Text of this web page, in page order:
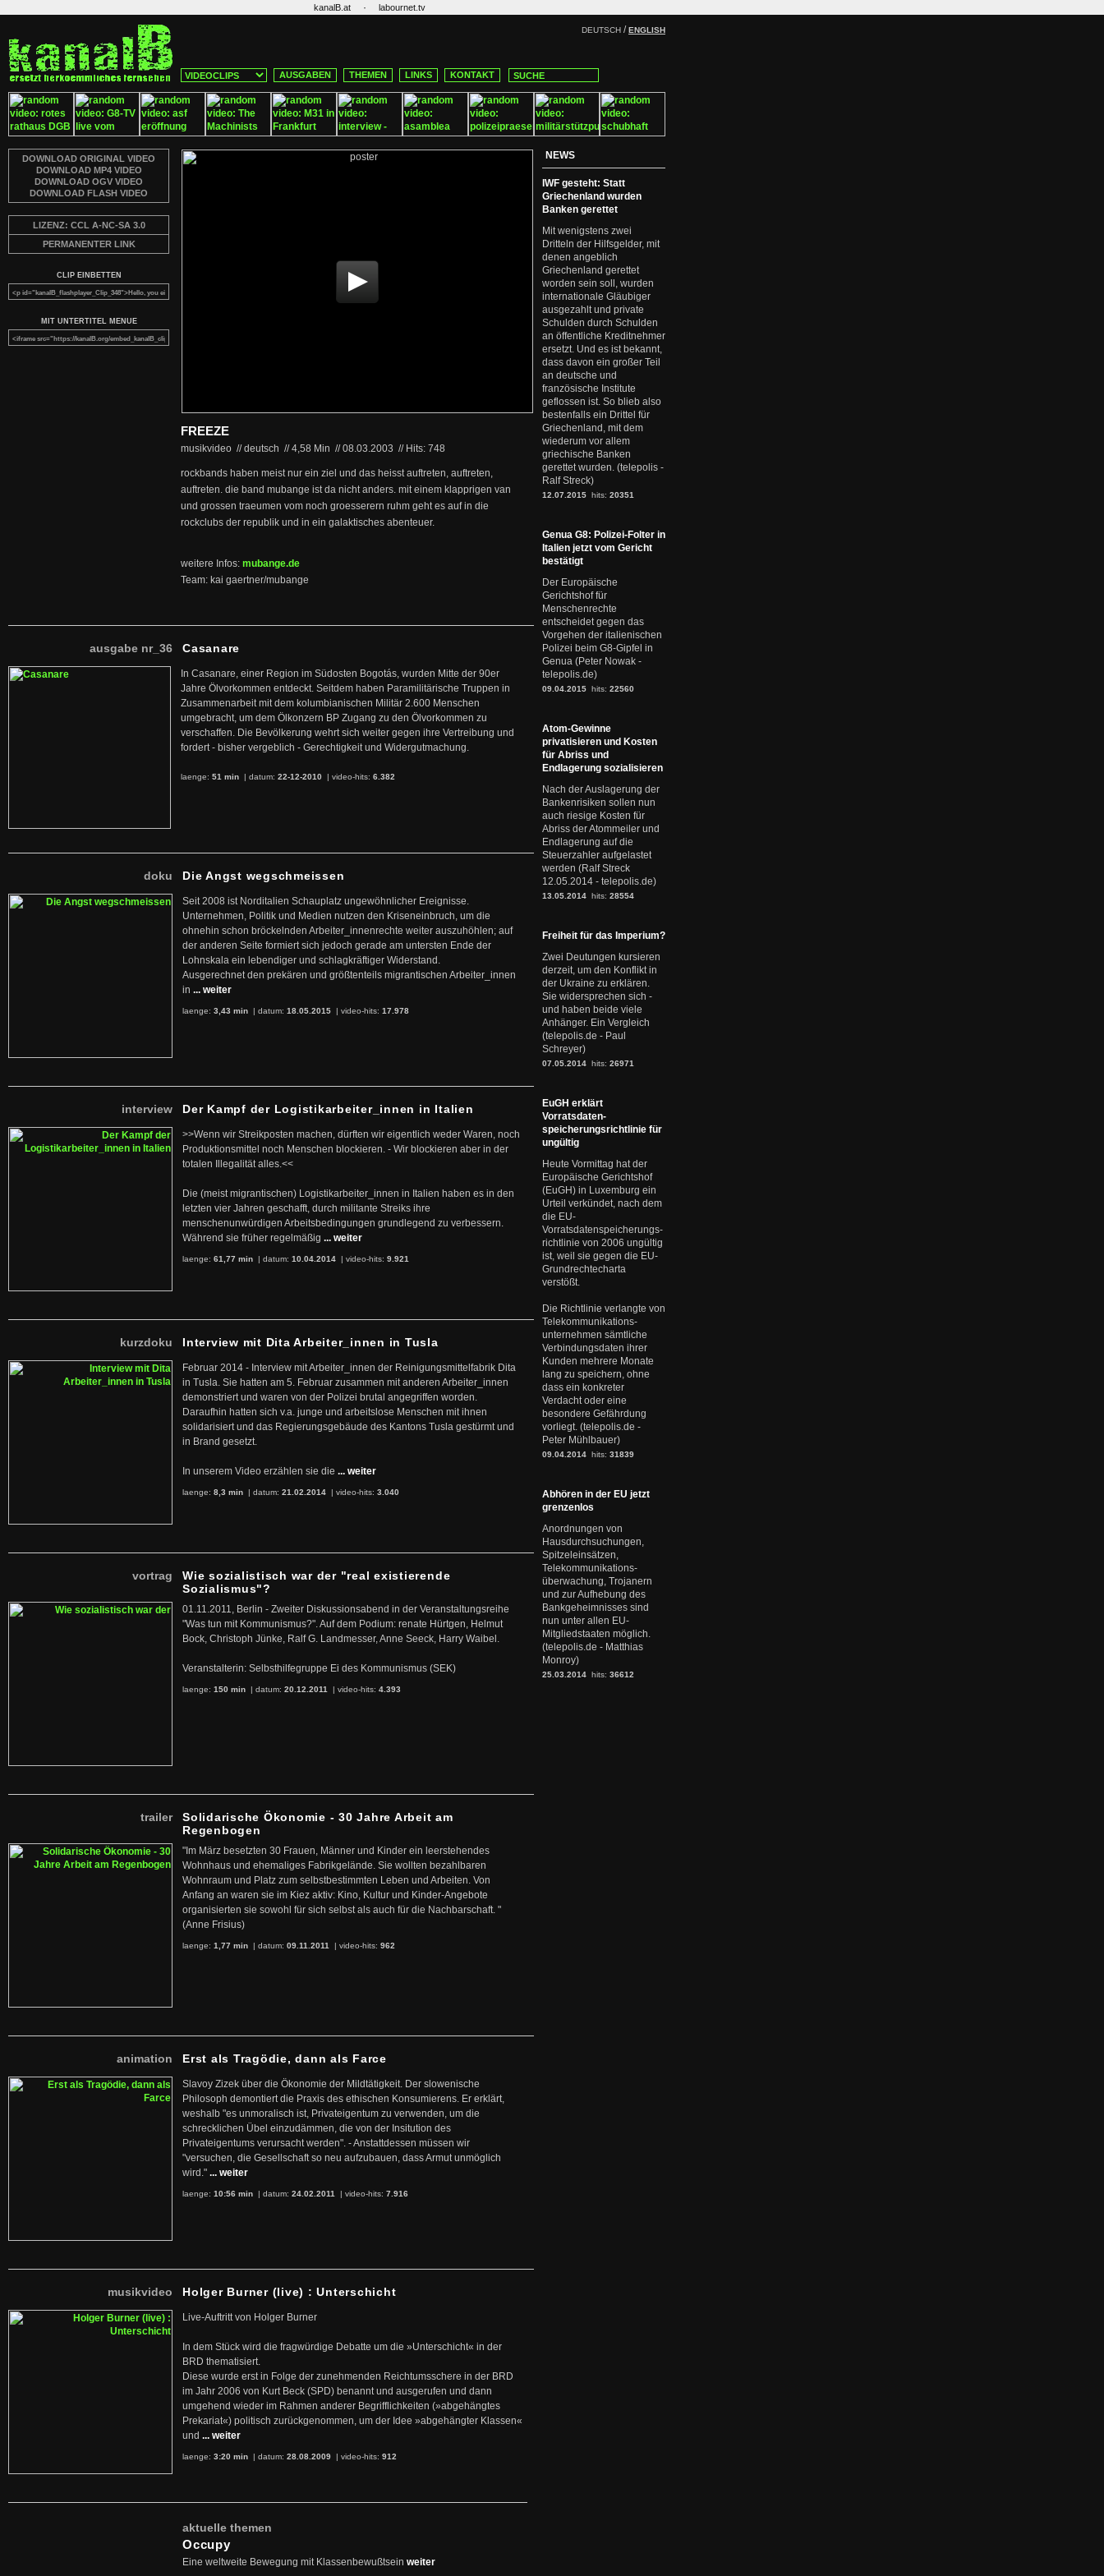
kanalB.at · labournet.tv
DEUTSCH /ENGLISH
AUSGABEN THEMEN LINKS KONTAKT
DOWNLOAD ORIGINAL VIDEO
DOWNLOAD MP4 VIDEO
DOWNLOAD OGV VIDEO
DOWNLOAD FLASH VIDEO
LIZENZ: CCL A-NC-SA 3.0
PERMANENTER LINK
CLIP EINBETTEN
MIT UNTERTITEL MENUE
FREEZE
musikvideo // deutsch //4,58 Min //08.03.2003 // Hits: 748
rockbands haben meist nur ein ziel und das heisst auftreten, auftreten,
auftreten. die band mubange ist da nicht anders. mit einem klapprigen van
und grossen traeumen vom noch groesserern ruhm geht es auf in die
rockclubs der republik und in ein galaktisches abenteuer.
weitere Infos: mubange.de
Team: kai gaertner/mubange
ausgabe nr_36 Casanare
In Casanare, einer Region im Südosten Bogotás, wurden Mitte der 90er
Jahre Ölvorkommen entdeckt. Seitdem haben Paramilitärische Truppen in
Zusammenarbeit mit dem kolumbianischen Militär 2.600 Menschen
umgebracht, um dem Ölkonzern BP Zugang zu den Ölvorkommen zu
verschaffen. Die Bevölkerung wehrt sich weiter gegen ihre Vertreibung und
fordert - bisher vergeblich - Gerechtigkeit und Widergutmachung.
laenge: 51 min | datum: 22-12-2010 | video-hits: 6.382
doku Die Angst wegschmeissen
Seit 2008 ist Norditalien Schauplatz ungewöhnlicher Ereignisse.
Unternehmen, Politik und Medien nutzen den Kriseneinbruch, um die
ohnehin schon bröckelnden Arbeiter_innenrechte weiter auszuhöhlen; auf
der anderen Seite formiert sich jedoch gerade am untersten Ende der
Lohnskala ein lebendiger und schlagkräftiger Widerstand.
Ausgerechnet den prekären und größtenteils migrantischen Arbeiter_innen
in ... weiter
laenge: 3,43 min | datum: 18.05.2015 | video-hits: 17.978
interview Der Kampf der Logistikarbeiter_innen in Italien
>>Wenn wir Streikposten machen, dürften wir eigentlich weder Waren, noch
Produktionsmittel noch Menschen blockieren. - Wir blockieren aber in der
totalen Illegalität alles.<<
Die (meist migrantischen) Logistikarbeiter_innen in Italien haben es in den
letzten vier Jahren geschafft, durch militante Streiks ihre
menschenunwürdigen Arbeitsbedingungen grundlegend zu verbessern.
Während sie früher regelmäßig ... weiter
laenge: 61,77 min | datum: 10.04.2014 | video-hits: 9.921
kurzdoku Interview mit Dita Arbeiter_innen in Tusla
Februar 2014 - Interview mit Arbeiter_innen der Reinigungsmittelfabrik Dita
in Tusla. Sie hatten am 5. Februar zusammen mit anderen Arbeiter_innen
demonstriert und waren von der Polizei brutal angegriffen worden.
Daraufhin hatten sich v.a. junge und arbeitslose Menschen mit ihnen
solidarisiert und das Regierungsgebäude des Kantons Tusla gestürmt und
in Brand gesetzt.
In unserem Video erzählen sie die ... weiter
laenge: 8,3 min | datum: 21.02.2014 | video-hits: 3.040
vortrag
Wie sozialistisch war der "real existierende
Sozialismus"?
01.11.2011, Berlin - Zweiter Diskussionsabend in der Veranstaltungsreihe
"Was tun mit Kommunismus?". Auf dem Podium: renate Hürtgen, Helmut
Bock, Christoph Jünke, Ralf G. Landmesser, Anne Seeck, Harry Waibel.
Veranstalterin: Selbsthilfegruppe Ei des Kommunismus (SEK)
laenge: 150 min | datum: 20.12.2011 | video-hits: 4.393
trailer
Solidarische Ökonomie - 30 Jahre Arbeit am
Regenbogen
"Im März besetzten 30 Frauen, Männer und Kinder ein leerstehendes
Wohnhaus und ehemaliges Fabrikgelände. Sie wollten bezahlbaren
Wohnraum und Platz zum selbstbestimmten Leben und Arbeiten. Von
Anfang an waren sie im Kiez aktiv: Kino, Kultur und Kinder-Angebote
organisierten sie sowohl für sich selbst als auch für die Nachbarschaft. "
(Anne Frisius)
laenge: 1,77 min | datum: 09.11.2011 | video-hits: 962
animation Erst als Tragödie, dann als Farce
Slavoy Zizek über die Ökonomie der Mildtätigkeit. Der slowenische
Philosoph demontiert die Praxis des ethischen Konsumierens. Er erklärt,
weshalb "es unmoralisch ist, Privateigentum zu verwenden, um die
schrecklichen Übel einzudämmen, die von der Insitution des
Privateigentums verursacht werden". - Anstattdessen müssen wir
"versuchen, die Gesellschaft so neu aufzubauen, dass Armut unmöglich
wird." ... weiter
laenge: 10:56 min | datum: 24.02.2011 | video-hits: 7.916
musikvideo Holger Burner (live) : Unterschicht
Live-Auftritt von Holger Burner
In dem Stück wird die fragwürdige Debatte um die »Unterschicht« in der
BRD thematisiert.
Diese wurde erst in Folge der zunehmenden Reichtumsschere in der BRD
im Jahr 2006 von Kurt Beck (SPD) benannt und ausgerufen und dann
umgehend wieder im Rahmen anderer Begrifflichkeiten (»abgehängtes
Prekariat«) politisch zurückgenommen, um der Idee »abgehängter Klassen«
und ... weiter
laenge: 3:20 min | datum: 28.08.2009 | video-hits: 912
aktuelle themen
Occupy
Eine weltweite Bewegung mit Klassenbewußtsein weiter
NEWS
IWF gesteht: Statt
Griechenland wurden
Banken gerettet
Mit wenigstens zwei
Dritteln der Hilfsgelder, mit
denen angeblich
Griechenland gerettet
worden sein soll, wurden
internationale Gläubiger
ausgezahlt und private
Schulden durch Schulden
an öffentliche Kreditnehmer
ersetzt. Und es ist bekannt,
dass davon ein großer Teil
an deutsche und
französische Institute
geflossen ist. So blieb also
bestenfalls ein Drittel für
Griechenland, mit dem
wiederum vor allem
griechische Banken
gerettet wurden. (telepolis -
Ralf Streck)
12.07.2015 hits: 20351
Genua G8: Polizei-Folter in
Italien jetzt vom Gericht
bestätigt
Der Europäische
Gerichtshof für
Menschenrechte
entscheidet gegen das
Vorgehen der italienischen
Polizei beim G8-Gipfel in
Genua (Peter Nowak -
telepolis.de)
09.04.2015 hits: 22560
Atom-Gewinne
privatisieren und Kosten
für Abriss und
Endlagerung sozialisieren
Nach der Auslagerung der
Bankenrisiken sollen nun
auch riesige Kosten für
Abriss der Atommeiler und
Endlagerung auf die
Steuerzahler aufgelastet
werden (Ralf Streck
12.05.2014 - telepolis.de)
13.05.2014 hits: 28554
Freiheit für das Imperium?
Zwei Deutungen kursieren
derzeit, um den Konflikt in
der Ukraine zu erklären.
Sie widersprechen sich -
und haben beide viele
Anhänger. Ein Vergleich
(telepolis.de - Paul
Schreyer)
07.05.2014 hits: 26971
EuGH erklärt
Vorratsdaten-
speicherungsrichtlinie für
ungültig
Heute Vormittag hat der
Europäische Gerichtshof
(EuGH) in Luxemburg ein
Urteil verkündet, nach dem
die EU-
Vorratsdatenspeicherungs-
richtlinie von 2006 ungültig
ist, weil sie gegen die EU-
Grundrechtecharta
verstößt.
Die Richtlinie verlangte von
Telekommunikations-
unternehmen sämtliche
Verbindungsdaten ihrer
Kunden mehrere Monate
lang zu speichern, ohne
dass ein konkreter
Verdacht oder eine
besondere Gefährdung
vorliegt. (telepolis.de -
Peter Mühlbauer)
09.04.2014 hits: 31839
Abhören in der EU jetzt
grenzenlos
Anordnungen von
Hausdurchsuchungen,
Spitzeleinsätzen,
Telekommunikations-
überwachung, Trojanern
und zur Aufhebung des
Bankgeheimnisses sind
nun unter allen EU-
Mitgliedstaaten möglich.
(telepolis.de - Matthias
Monroy)
25.03.2014 hits: 36612